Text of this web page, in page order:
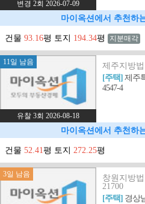
변경 2회 2026-07-09
마이옥션에서 추천하
건물 93.16평 토지 194.34평 지분매각
11일 남음
유찰 3회 2026-08-18
제주지방
[주택]제주
4547-4
마이옥션에서 추천하
건물 52.41평 토지 272.25평
3일 남음
창원지방
21700
[주택] 경상